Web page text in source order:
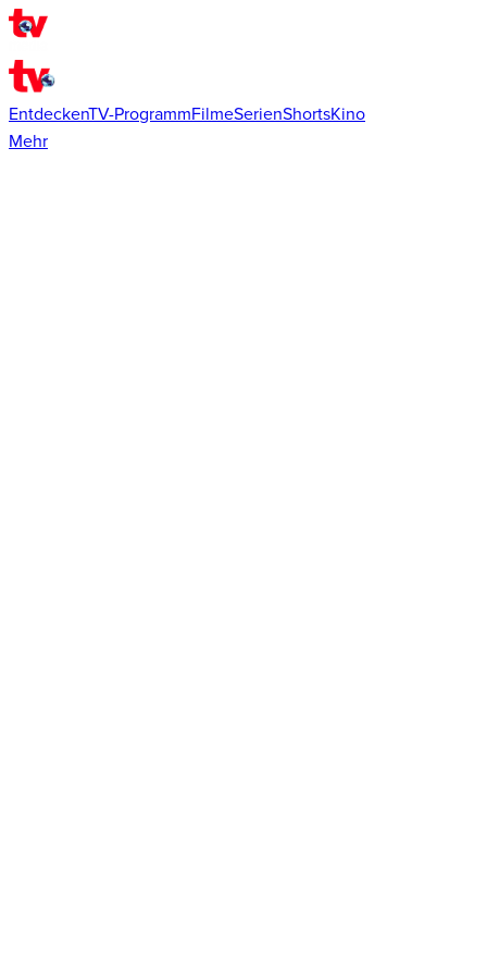
EntdeckenTV-ProgrammFilmeSerienShortsKino
Mehr